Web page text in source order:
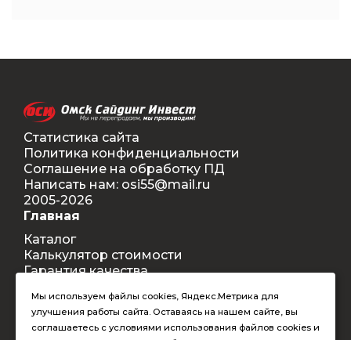
Статистика сайта
Политика конфиденциальности
Соглашение на обработку ПД
Написать нам: osi55@mail.ru
2005-2026
Главная
Каталог
Калькулятор стоимости
Гарантия качества
Контакты
Покупателям
Мы используем файлы cookies, Яндекс.Метрика для
улучшения работы сайта. Оставаясь на нашем сайте, вы
соглашаетесь с условиями использования файлов cookies и